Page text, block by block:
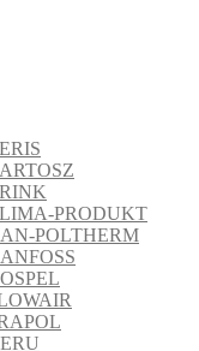
PRODUKT
POLTHERM